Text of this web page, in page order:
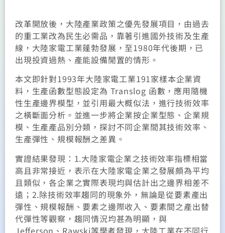
改革開放後，大陸產業政策之優先發展項目，由過去
的重工業改為民生必需品，靠著引進國外技術及生產
線，大陸家電工業蓬勃發展，至1980年代後期，已
出現投資過熱、產能設備閒置的情形。
本文即針對1993年大陸家電工業191家樣本企業資
料，生產函數型態設定為 Translog 函數，應用隨機
性生產邊界模型，並引用最大概似法，進行技術效率
之橫斷面分析。並進一步將企業按企業型態、企業規
模、生產產品別分類，探討不同企業間其技術效率、
生產彈性、規模報酬之差異。
實證結果發現：1.大陸家電企業之技術效率指標相當
高且非常接近，表示在大陸家電企業之發展頗為平均
且類似，各企業之實際表現均與估計出之邊界相差不
遠；2.除技術效率趨同的現象外，無論是從要素產出
彈性、規模報酬、要素之邊際收入、要素間之產出替
代彈性等觀察，趨同情況均甚為明顯，與
Jefferson、Rawski等學者發現，大陸工業在不同行